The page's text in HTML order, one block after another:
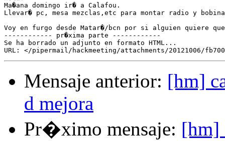
Ma�ana domingo ir� a Calafou.
Llevar� pc, mesa mezclas,etc para montar radio y
Voy en furgo desde Matar�/bcn por si alguien quiere
------------ pr�xima parte ------------
Se ha borrado un adjunto en formato HTML...
Mensaje anterior: [hm]
d mejora
Pr�ximo mensaje: [hm]